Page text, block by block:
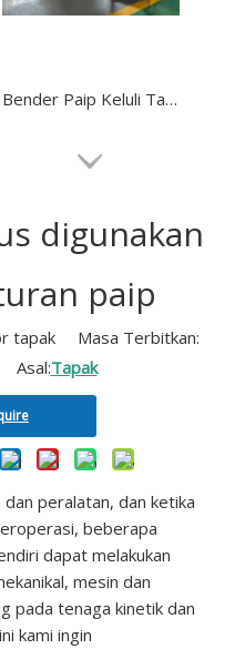
Bender Paip Keluli Tahan Karat NC GM-SB-114NCB
digunakan
paip
tapak Masa Terbitkan:
Asal:Tapak
peralatan, dan ketika
beberapa
dapat melakukan
mesin dan
pada tenaga kinetik dan
kami ingin